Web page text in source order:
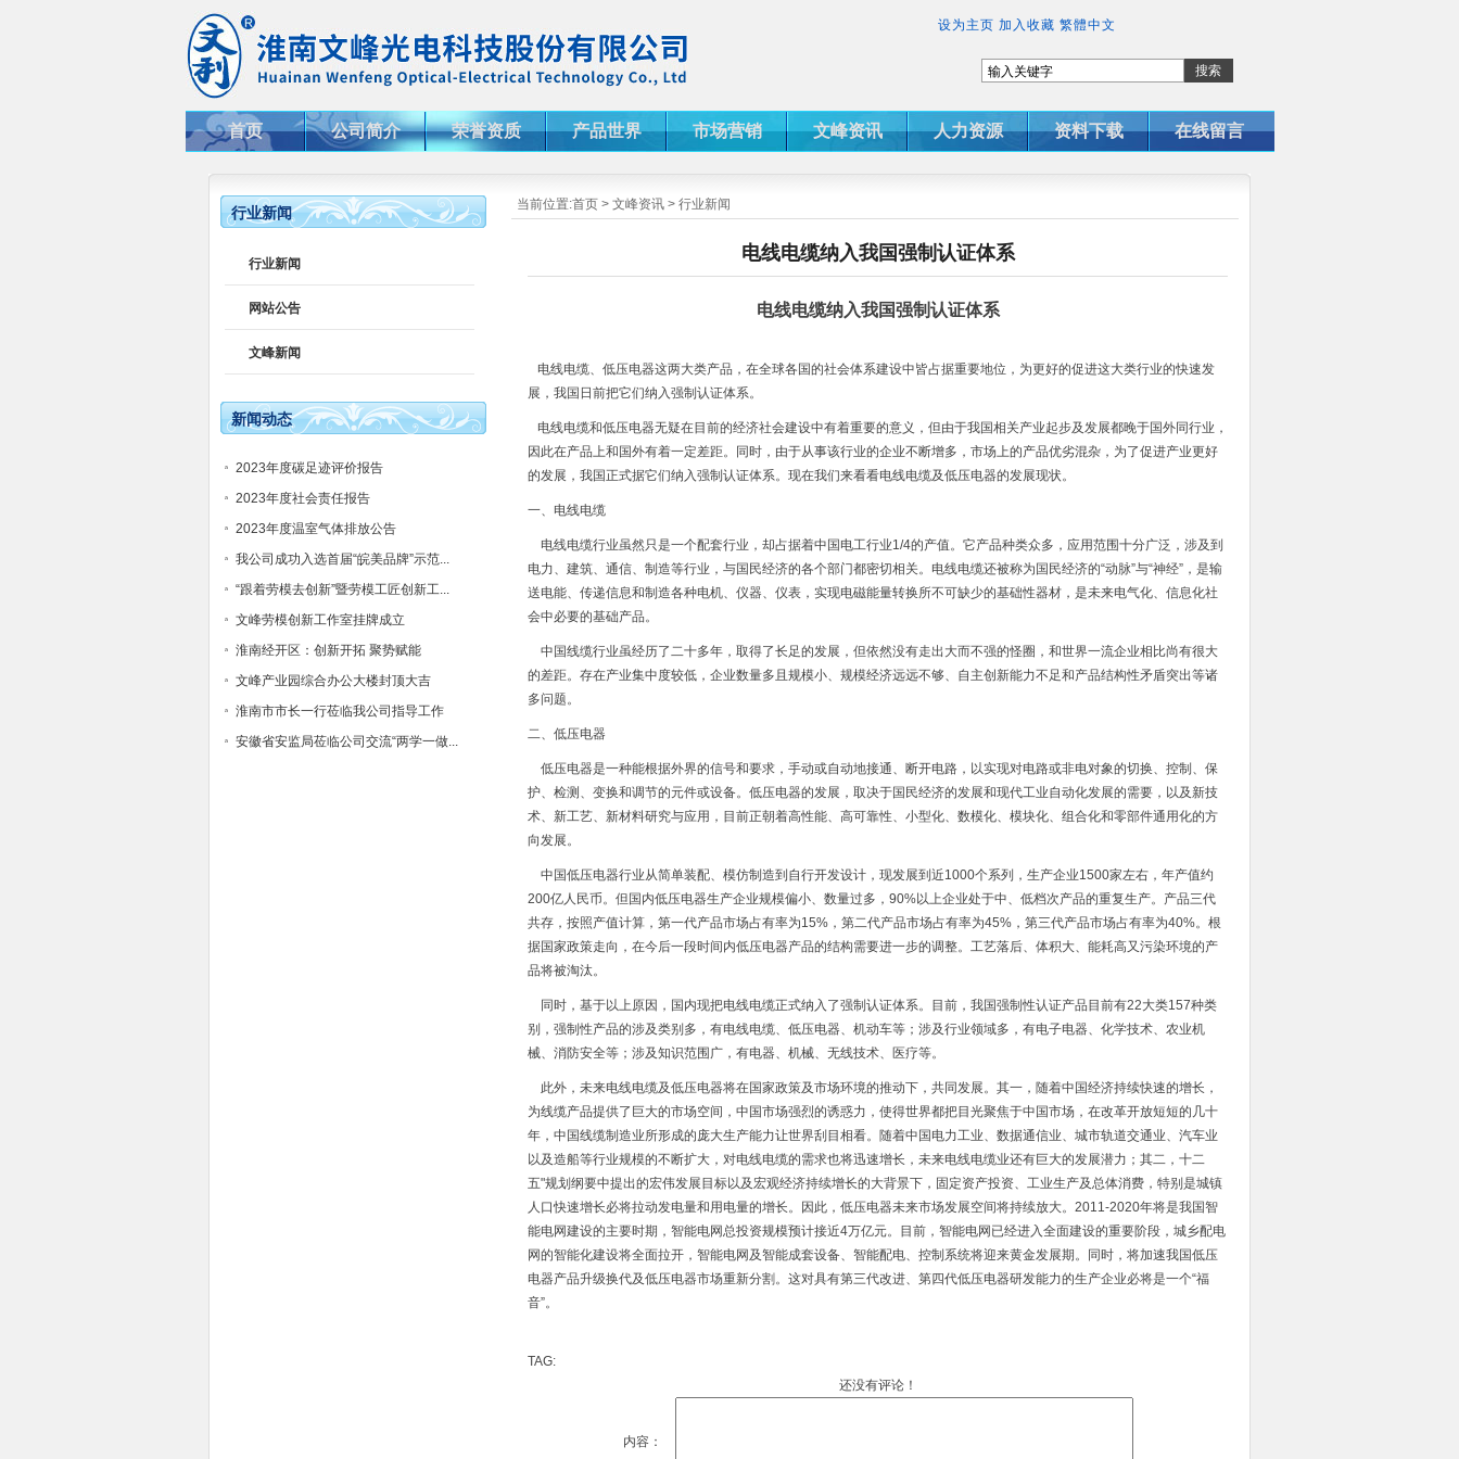
设为主页 加入收藏 繁體中文
首页 公司简介 荣誉资质 产品世界 市场营销 文峰资讯 人力资源 资料下载 在线留言
当前位置:首页 > 文峰资讯 > 行业新闻
电线电缆纳入我国强制认证体系
电线电缆纳入我国强制认证体系
电线电缆、低压电器这两大类产品，在全球各国的社会体系建设中皆占据重要地位，为更好的促进这大类行业的快速发
展，我国日前把它们纳入强制认证体系。
电线电缆和低压电器无疑在目前的经济社会建设中有着重要的意义，但由于我国相关产业起步及发展都晚于国外同行业，
因此在产品上和国外有着一定差距。同时，由于从事该行业的企业不断增多，市场上的产品优劣混杂，为了促进产业更好
的发展，我国正式据它们纳入强制认证体系。现在我们来看看电线电缆及低压电器的发展现状。
一、电线电缆
电线电缆行业虽然只是一个配套行业，却占据着中国电工行业1/4的产值。它产品种类众多，应用范围十分广泛，涉及到
电力、建筑、通信、制造等行业，与国民经济的各个部门都密切相关。电线电缆还被称为国民经济的“动脉”与“神经”，是输
送电能、传递信息和制造各种电机、仪器、仪表，实现电磁能量转换所不可缺少的基础性器材，是未来电气化、信息化社
会中必要的基础产品。
中国线缆行业虽经历了二十多年，取得了长足的发展，但依然没有走出大而不强的怪圈，和世界一流企业相比尚有很大
的差距。存在产业集中度较低，企业数量多且规模小、规模经济远远不够、自主创新能力不足和产品结构性矛盾突出等诸
多问题。
二、低压电器
低压电器是一种能根据外界的信号和要求，手动或自动地接通、断开电路，以实现对电路或非电对象的切换、控制、保
护、检测、变换和调节的元件或设备。低压电器的发展，取决于国民经济的发展和现代工业自动化发展的需要，以及新技
术、新工艺、新材料研究与应用，目前正朝着高性能、高可靠性、小型化、数模化、模块化、组合化和零部件通用化的方
向发展。
中国低压电器行业从简单装配、模仿制造到自行开发设计，现发展到近1000个系列，生产企业1500家左右，年产值约
200亿人民币。但国内低压电器生产企业规模偏小、数量过多，90%以上企业处于中、低档次产品的重复生产。产品三代
共存，按照产值计算，第一代产品市场占有率为15%，第二代产品市场占有率为45%，第三代产品市场占有率为40%。根
据国家政策走向，在今后一段时间内低压电器产品的结构需要进一步的调整。工艺落后、体积大、能耗高又污染环境的产
品将被淘汰。
同时，基于以上原因，国内现把电线电缆正式纳入了强制认证体系。目前，我国强制性认证产品目前有22大类157种类
别，强制性产品的涉及类别多，有电线电缆、低压电器、机动车等；涉及行业领域多，有电子电器、化学技术、农业机
械、消防安全等；涉及知识范围广，有电器、机械、无线技术、医疗等。
此外，未来电线电缆及低压电器将在国家政策及市场环境的推动下，共同发展。其一，随着中国经济持续快速的增长，
为线缆产品提供了巨大的市场空间，中国市场强烈的诱惑力，使得世界都把目光聚焦于中国市场，在改革开放短短的几十
年，中国线缆制造业所形成的庞大生产能力让世界刮目相看。随着中国电力工业、数据通信业、城市轨道交通业、汽车业
以及造船等行业规模的不断扩大，对电线电缆的需求也将迅速增长，未来电线电缆业还有巨大的发展潜力；其二，十二
五"规划纲要中提出的宏伟发展目标以及宏观经济持续增长的大背景下，固定资产投资、工业生产及总体消费，特别是城镇
人口快速增长必将拉动发电量和用电量的增长。因此，低压电器未来市场发展空间将持续放大。2011-2020年将是我国智
能电网建设的主要时期，智能电网总投资规模预计接近4万亿元。目前，智能电网已经进入全面建设的重要阶段，城乡配电
网的智能化建设将全面拉开，智能电网及智能成套设备、智能配电、控制系统将迎来黄金发展期。同时，将加速我国低压
电器产品升级换代及低压电器市场重新分割。这对具有第三代改进、第四代低压电器研发能力的生产企业必将是一个“福
音”。
TAG:
还没有评论！
内容：
行业新闻
行业新闻
网站公告
文峰新闻
新闻动态
2023年度碳足迹评价报告
2023年度社会责任报告
2023年度温室气体排放公告
我公司成功入选首届“皖美品牌”示范...
“跟着劳模去创新”暨劳模工匠创新工...
文峰劳模创新工作室挂牌成立
淮南经开区：创新开拓 聚势赋能
文峰产业园综合办公大楼封顶大吉
淮南市市长一行莅临我公司指导工作
安徽省安监局莅临公司交流“两学一做...